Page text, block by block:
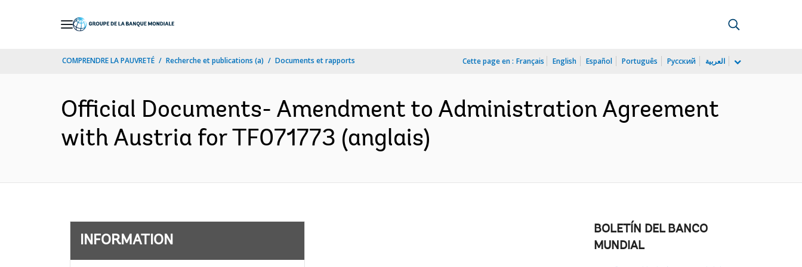
COMPRENDRE LA PAUVRETÉ Recherche et publications (a) Documents et rapports Cette page en : Français English Español Português Русский العربية
Official Documents- Amendment to Administration Agreement
with Austria for TF071773 (anglais)
INFORMATION
BOLETÍN DEL BANCO
MUNDIAL